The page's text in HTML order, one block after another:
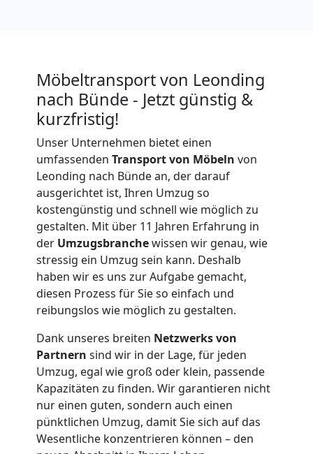
Möbeltransport von Leonding
nach Bünde - Jetzt günstig &
kurzfristig!
Unser Unternehmen bietet einen
umfassenden Transport von Möbeln von
Leonding nach Bünde an, der darauf
ausgerichtet ist, Ihren Umzug so
kostengünstig und schnell wie möglich zu
gestalten. Mit über 11 Jahren Erfahrung in
der Umzugsbranchewissen wir genau, wie
stressig ein Umzug sein kann. Deshalb
haben wir es uns zur Aufgabe gemacht,
diesen Prozess für Sie so einfach und
reibungslos wie möglich zu gestalten.
Dank unseres breiten Netzwerks von
Partnern sind wir in der Lage, für jeden
Umzug, egal wie groß oder klein, passende
Kapazitäten zu finden. Wir garantieren nicht
nur einen guten, sondern auch einen
pünktlichen Umzug, damit Sie sich auf das
Wesentliche konzentrieren können – den
Umzugshelfer
Leonding